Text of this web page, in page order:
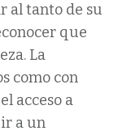
al tanto de su
que
La
como con
acceso a
a un